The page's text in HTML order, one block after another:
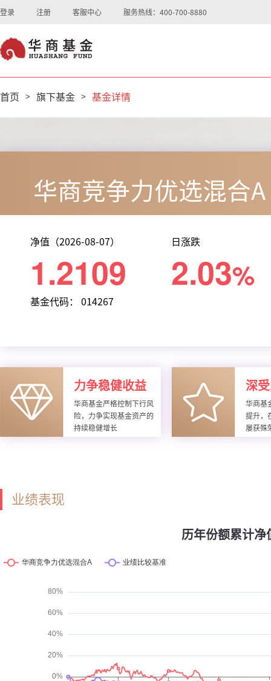
登录 注册 客服中心 服务热线：400-700-8880
首页 > 旗下基金 > 基金详情
华商竞争力优选混合A
净值（2026-08-07）
1.2109
基金代码： 014267
日涨跌
2.03%
力争稳健收益
华商基金严格控制下行风
险，力争实现基金资产的
持续稳健增长
深
华商基
提升，
屡获殊
业绩表现
历年份额累计净